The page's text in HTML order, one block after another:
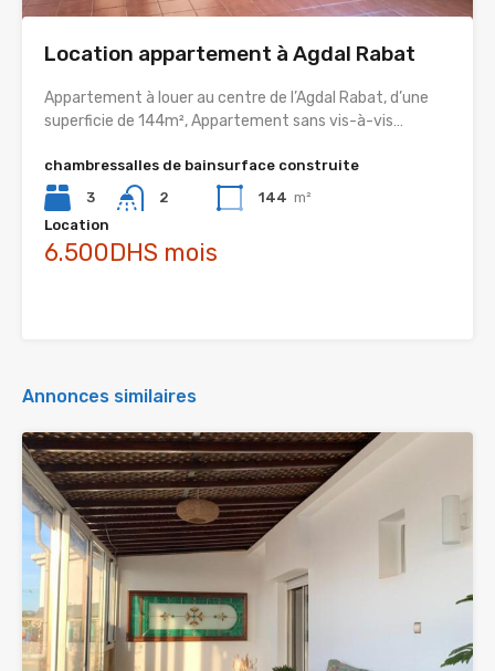
Location appartement à Agdal Rabat
Appartement à louer au centre de l’Agdal Rabat, d’une
superficie de 144m², Appartement sans vis-à-vis…
chambres
3
salles de bain
2
surface construite
144 m²
Location
6.500DHS mois
Annonces similaires